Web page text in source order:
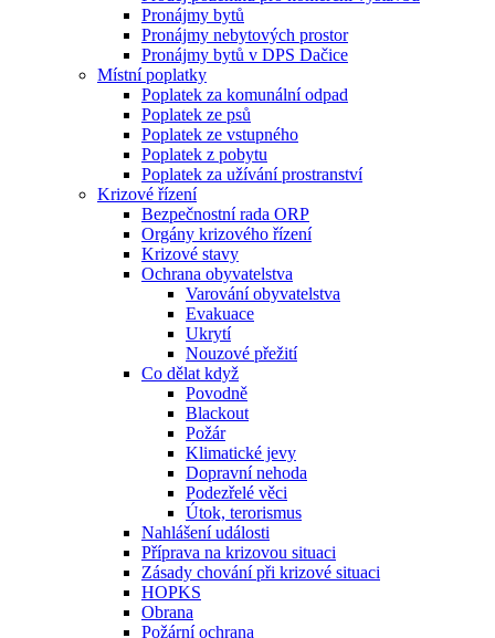
Pronájmy bytů
Pronájmy nebytových prostor
Pronájmy bytů v DPS Dačice
Místní poplatky
Poplatek za komunální odpad
Poplatek ze psů
Poplatek ze vstupného
Poplatek z pobytu
Poplatek za užívání prostranství
Krizové řízení
Bezpečnostní rada ORP
Orgány krizového řízení
Krizové stavy
Ochrana obyvatelstva
Varování obyvatelstva
Evakuace
Ukrytí
Nouzové přežití
Co dělat když
Povodně
Blackout
Požár
Klimatické jevy
Dopravní nehoda
Podezřelé věci
Útok, terorismus
Nahlášení události
Příprava na krizovou situaci
Zásady chování při krizové situaci
HOPKS
Obrana
Požární ochrana